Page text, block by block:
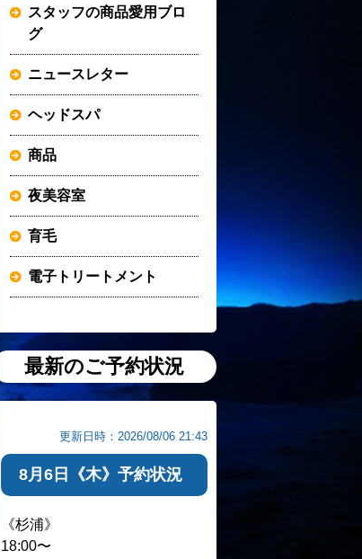
スタッフの商品愛用ブロ
グ
ニュースレター
ヘッドスパ
商品
夜美容室
育毛
電子トリートメント
最新のご予約状況
更新日時：2026/08/06 21:43
8月6日《木》予約状況
《杉浦》
18:00〜